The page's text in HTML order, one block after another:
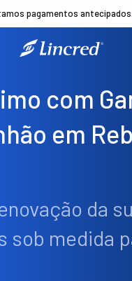
pagamentos antecipados.
com
em
da
sob medida